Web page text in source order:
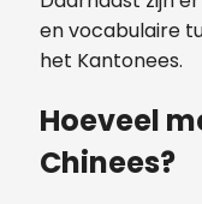
en vocabulaire
het Kantonees.
Hoeveel
Chinees?